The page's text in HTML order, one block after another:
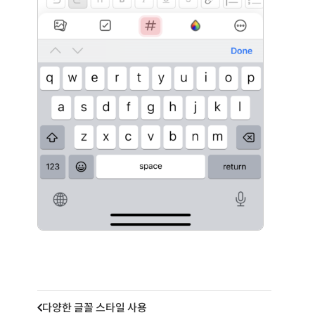
다양한 글꼴 스타일 사용